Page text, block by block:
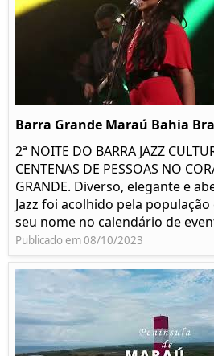
Barra Grande Maraú Bahia
2ª NOITE DO BARRA JAZZ
CENTENAS DE PESSOAS NO
GRANDE. Diverso, elegante e
Jazz foi acolhido pela
seu nome no calendário de
Publicado em 08/10/2023